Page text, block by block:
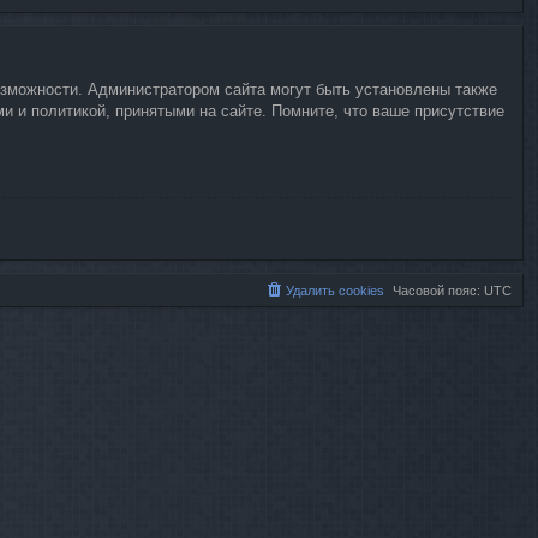
Администратором сайта могут быть установлены также
и политикой, принятыми на сайте. Помните, что ваше присутствие
Часовой пояс: UTC
Удалить cookies